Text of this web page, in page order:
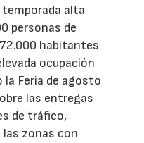
temporada alta
personas de
habitantes
ocupación
Feria de agosto
las entregas
de tráfico,
las zonas con